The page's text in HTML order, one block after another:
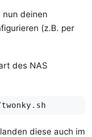
deinen
(z.B. per
des NAS
diese auch im